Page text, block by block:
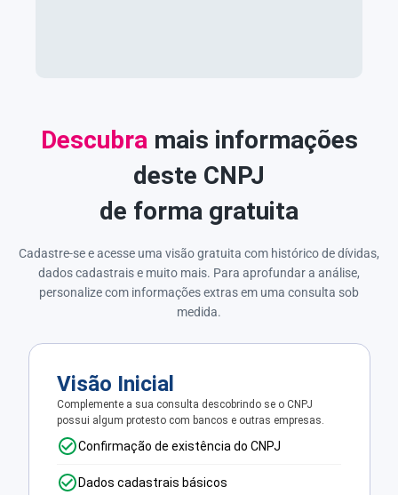
Descubra mais informações
deste CNPJ
de forma gratuita
Cadastre-se e acesse uma visão gratuita com histórico de dívidas,
dados cadastrais e muito mais. Para aprofundar a análise,
personalize com informações extras em uma consulta sob
medida.
Visão Inicial
Complemente a sua consulta descobrindo se o CNPJ
possui algum protesto com bancos e outras empresas.
Confirmação de existência do CNPJ
Dados cadastrais básicos